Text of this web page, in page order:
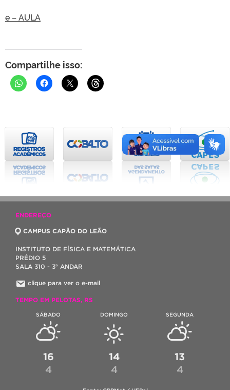
e – AULA
Compartilhe isso:
ENDEREÇO
CAMPUS CAPÃO DO LEÃO
INSTITUTO DE FÍSICA E MATEMÁTICA
PRÉDIO 5
SALA 310 - 3º ANDAR
clique para ver o e-mail
TEMPO EM PELOTAS, RS
SÁBADO
16
4
DOMINGO
14
4
SEGUNDA
13
4